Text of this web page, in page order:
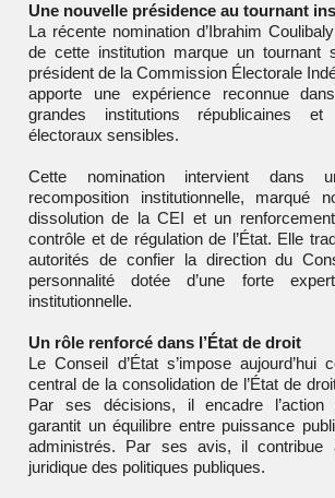
Une nouvelle présidence au tournant
La récente nomination d’Ibrahim
de cette institution marque un tournant
président de la Commission Électorale
apporte une expérience reconnue
grandes institutions républicaines
électoraux sensibles.
Cette nomination intervient dans
recomposition institutionnelle, marqué
dissolution de la CEI et un
contrôle et de régulation de l’État. Elle
autorités de confier la direction du
personnalité dotée d’une forte
institutionnelle.
Un rôle renforcé dans l’État de droit
Le Conseil d’État s’impose aujourd’hui
central de la consolidation de l’État de
Par ses décisions, il encadre l’action
garantit un équilibre entre puissance
administrés. Par ses avis, il contribue
juridique des politiques publiques.